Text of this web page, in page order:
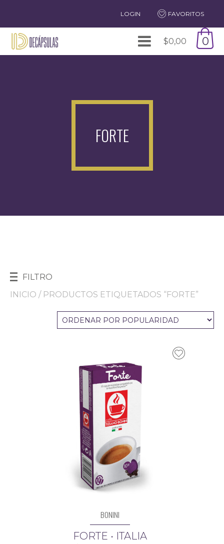
LOGIN FAVORITOS
$0,00 0
FORTE
FILTRO
INICIO / PRODUCTOS ETIQUETADOS “FORTE”
BONINI
FORTE • ITALIA